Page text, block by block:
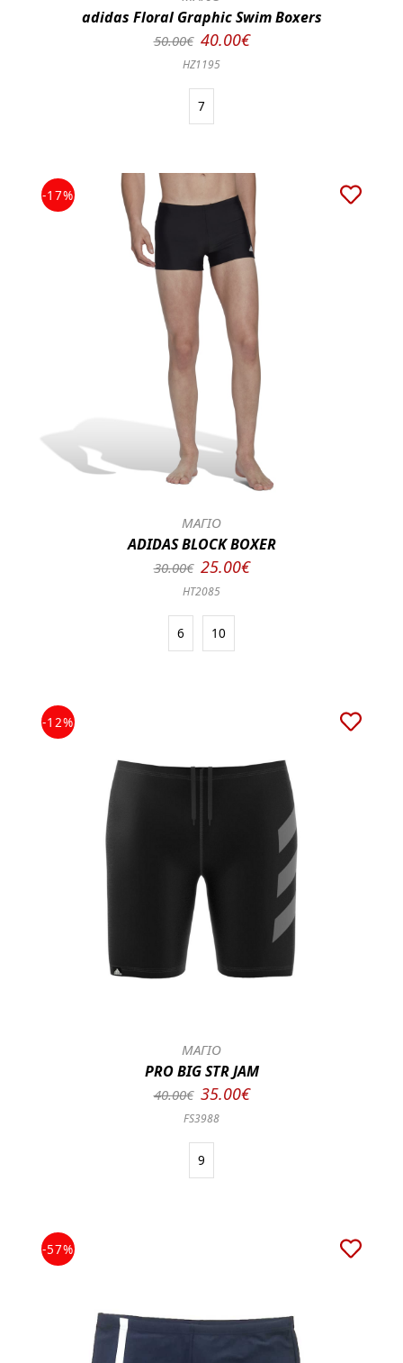
adidas Floral Graphic Swim Boxers
50.00€ 40.00€
HZ1195
7
-17%
ΜΑΓΙΟ
ADIDAS BLOCK BOXER
30.00€ 25.00€
HT2085
6 10
-12%
ΜΑΓΙΟ
PRO BIG STR JAM
40.00€ 35.00€
FS3988
9
-57%